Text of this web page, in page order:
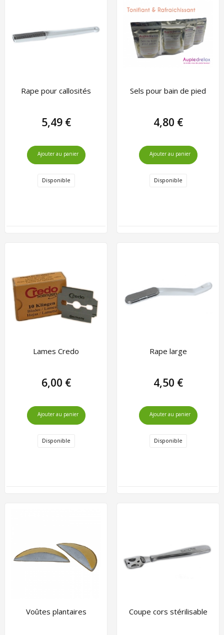
Rape pour callosités
5,49 €
Ajouter au panier
Disponible
Sels pour bain de pied
4,80 €
Ajouter au panier
Disponible
Lames Credo
6,00 €
Ajouter au panier
Disponible
Rape large
4,50 €
Ajouter au panier
Disponible
Voûtes plantaires Coupe cors stérilisable